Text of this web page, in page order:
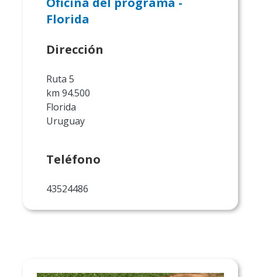
Florida
Dirección
Ruta 5
km 94.500
Florida
Uruguay
Teléfono
43524486